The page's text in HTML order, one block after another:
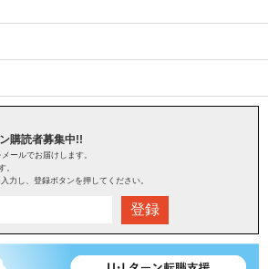
購読者募集中!!
ールでお届けします。
。
力し、登録ボタンを押してください。
登録